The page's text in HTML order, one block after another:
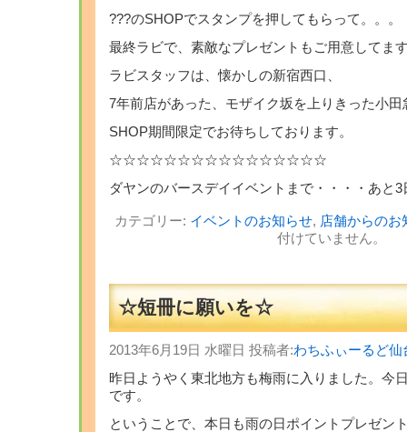
???のSHOPでスタンプを押してもらって。。。
最終ラビで、素敵なプレゼントもご用意してま
ラビスタッフは、懐かしの新宿西口、
7年前店があった、モザイク坂を上りきった小田
SHOP期間限定でお待ちしております。
☆☆☆☆☆☆☆☆☆☆☆☆☆☆☆☆
ダヤンのバースデイイベントまで・・・・あと3
カテゴリー: イベントのお知らせ, 店舗からのお
付けていません。
☆短冊に願いを☆
2013年6月19日 水曜日 投稿者:わちふぃーるど仙
昨日ようやく東北地方も梅雨に入りました。今
です。
ということで、本日も雨の日ポイントプレゼン